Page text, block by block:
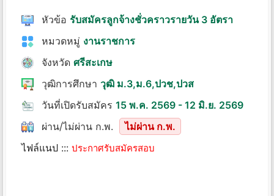
หัวข้อ รับสมัครลูกจ้างชั่วคราวรายวัน 3 อัตรา
หมวดหมู่ งานราชการ
จังหวัด ศรีสะเกษ
วุฒิการศึกษา วุฒิ ม.3,ม.6,ปวช,ปวส
วันที่เปิดรับสมัคร 15 พ.ค. 2569 - 12 มิ.ย. 2569
ผ่าน/ไม่ผ่าน ก.พ.
ไม่ผ่าน ก.พ.
ไฟล์แนป ::: ประกาศรับสมัครสอบ